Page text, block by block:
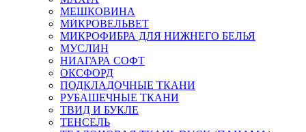
МЕШКОВИНА
МИКРОВЕЛЬВЕТ
МИКРОФИБРА ДЛЯ НИЖНЕГО БЕЛЬЯ
МУСЛИН
НИАГАРА СОФТ
ОКСФОРД
ПОДКЛАДОЧНЫЕ ТКАНИ
РУБАШЕЧНЫЕ ТКАНИ
ТВИД И БУКЛЕ
ТЕНСЕЛЬ